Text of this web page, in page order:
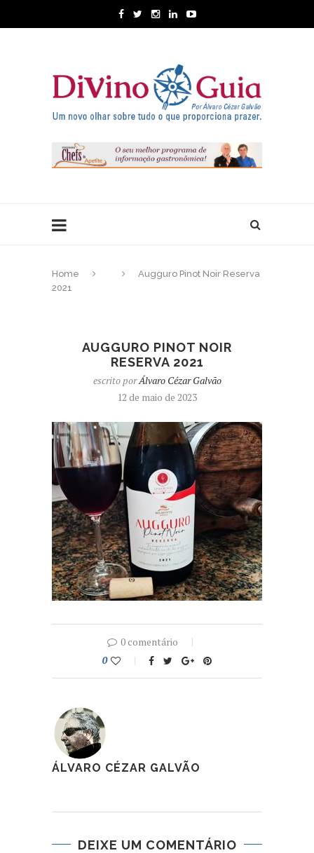
Home
Augguro Pinot Noir Reserva
2021
AUGGURO PINOT NOIR
RESERVA 2021
escrito porÁlvaro Cézar Galvão
12 de maio de 2023
0 comentário
0
ÁLVARO CÉZAR GALVÃO
DEIXE UM COMENTÁRIO